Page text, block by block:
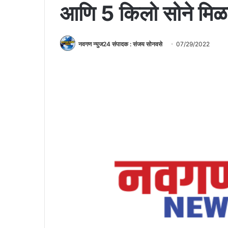
आणि 5 किलो सोने
नवगण न्युज24 संपादक : संजय सोनवसे 07/29/2022